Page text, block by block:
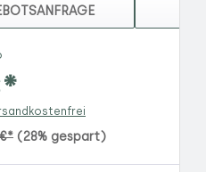
(28% gespart)